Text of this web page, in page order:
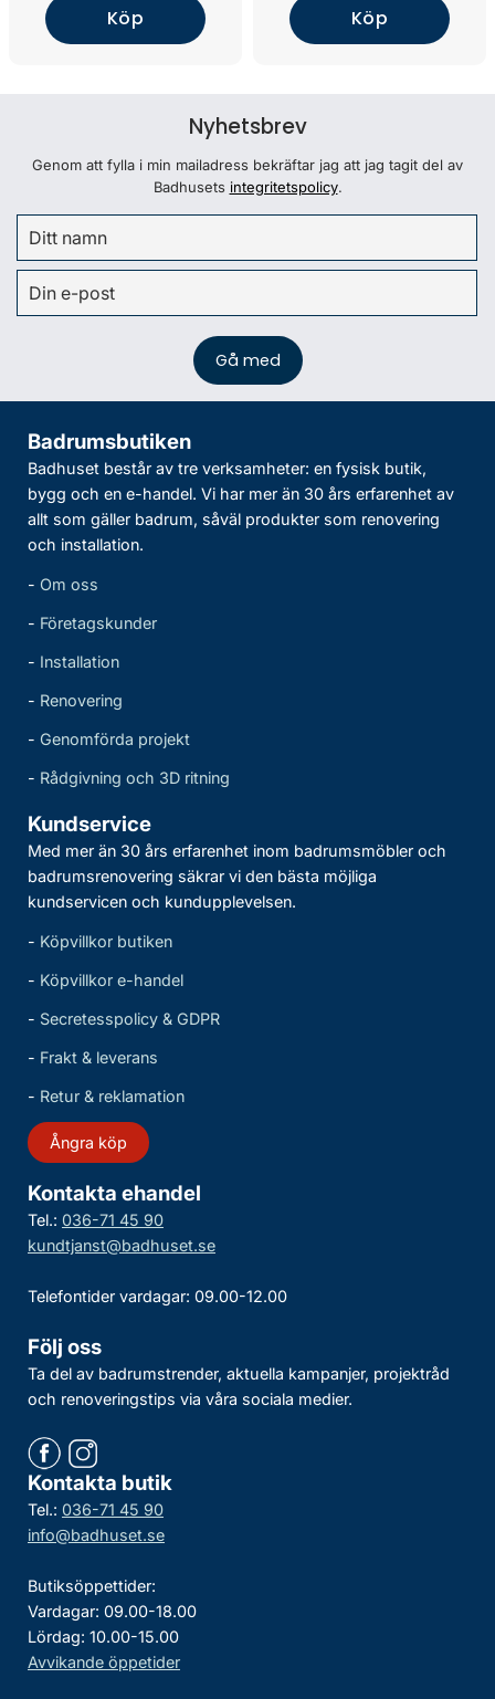
Köp Köp
Nyhetsbrev
Genom att fylla i min mailadress bekräftar jag att jag tagit del av
Badhusets integritetspolicy.
Badrumsbutiken
Badhuset består av tre verksamheter: en fysisk butik,
bygg och en e-handel. Vi har mer än 30 års erfarenhet av
allt som gäller badrum, såväl produkter som renovering
och installation.
- Om oss
- Företagskunder
- Installation
- Renovering
- Genomförda projekt
- Rådgivning och 3D ritning
Kundservice
Med mer än 30 års erfarenhet inom badrumsmöbler och
badrumsrenovering säkrar vi den bästa möjliga
kundservicen och kundupplevelsen.
- Köpvillkor butiken
- Köpvillkor e-handel
- Secretesspolicy & GDPR
- Frakt & leverans
- Retur & reklamation
Ångra köp
Kontakta ehandel
Tel.: 036-71 45 90
kundtjanst@badhuset.se
Telefontider vardagar: 09.00-12.00
Följ oss
Ta del av badrumstrender, aktuella kampanjer, projektråd
och renoveringstips via våra sociala medier.
Kontakta butik
Tel.: 036-71 45 90
info@badhuset.se
Butiksöppettider:
Vardagar: 09.00-18.00
Lördag: 10.00-15.00
Avvikande öppetider